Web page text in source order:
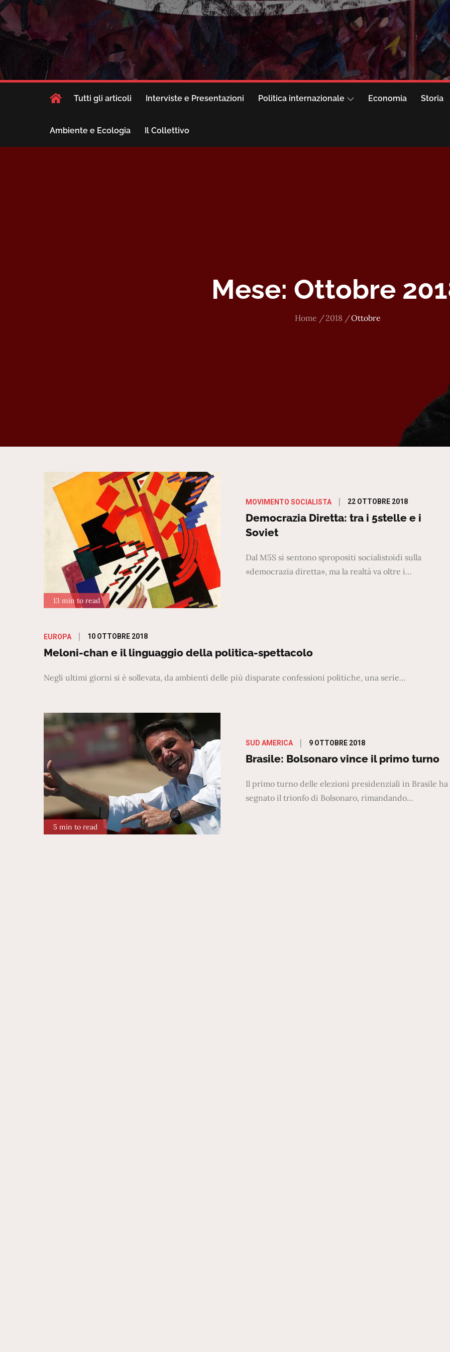
Tutti gli articoli Interviste e Presentazioni Politica internazionale Economia Storia
Ambiente e Ecologia Il Collettivo
Mese: Ottobre
Home 2018 Ottobre
13 min to read
MOVIMENTO SOCIALISTA
Posted
on
22 OTTOBRE 2018
Democrazia Diretta: tra i 5stelle e i
Soviet
Dal M5S si sentono spropositi socialistoidi sulla
«democrazia diretta», ma la realtà va oltre i…
EUROPA
Posted
on
10 OTTOBRE 2018
Meloni-chan e il linguaggio della politica-spettacolo
Negli ultimi giorni si è sollevata, da ambienti delle più disparate confessioni politiche, una serie…
5 min to read
SUD AMERICA
Posted
on
9 OTTOBRE 2018
Brasile: Bolsonaro vince il primo turno
Il primo turno delle elezioni presidenziali in Brasile ha
segnato il trionfo di Bolsonaro, rimandando…